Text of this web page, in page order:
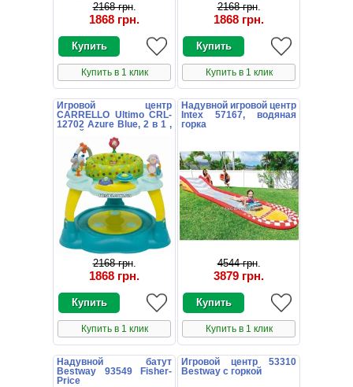
2168 грн.
1868 грн.
Купить в 1 клик
2168 грн.
1868 грн.
Купить в 1 клик
Игровой центр
CARRELLO Ultimo CRL-
12702 Azure Blue, 2 в 1 ,
синий
2168 грн.
1868 грн.
Купить в 1 клик
Надувной игровой центр
Intex 57167, водяная
горка
4544 грн.
3879 грн.
Купить в 1 клик
Надувной батут
Bestway 93549 Fisher-
Price
Игровой центр 53310
Bestway с горкой